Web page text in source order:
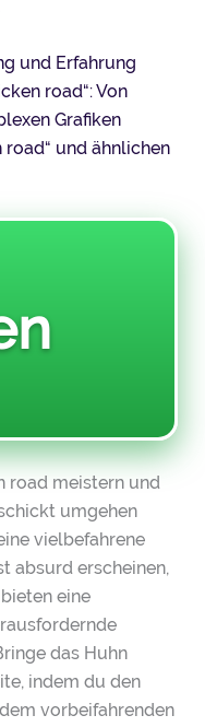
und Erfahrung
road“: Von
Grafiken
und ähnlichen
road meistern und
umgehen
vielbefahrene
absurd erscheinen,
bieten eine
das Huhn
indem du den
vorbeifahrenden